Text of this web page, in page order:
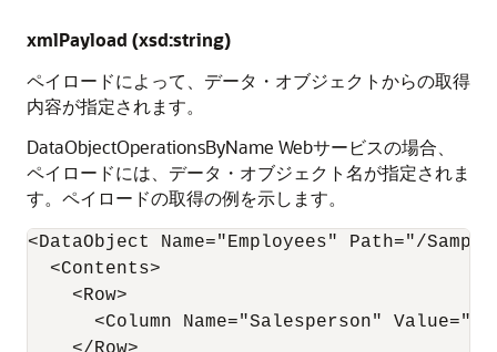
xmlPayload (xsd:string)
ペイロードによって、データ・オブジェクトからの取得
内容が指定されます。
DataObjectOperationsByName Webサービスの場合、
ペイロードには、データ・オブジェクト名が指定されま
す。ペイロードの取得の例を示します。
<DataObject Name="Employees" Path="/
<Contents>
<Row>
<Column Name="Salesperson"